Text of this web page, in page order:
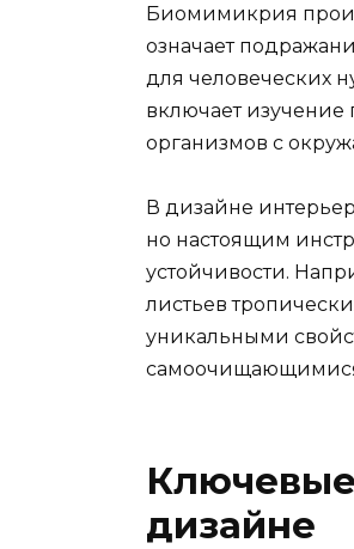
Биомимикрия
означает
для человеческих
включает изучение
организмов с
В дизайне
но настоящим
устойчивости.
листьев
уникальными
дизайне